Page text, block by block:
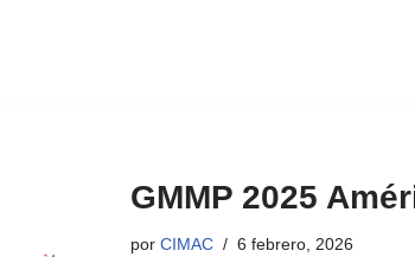
GMMP 2025
por CIMAC 6 febrero, 2026